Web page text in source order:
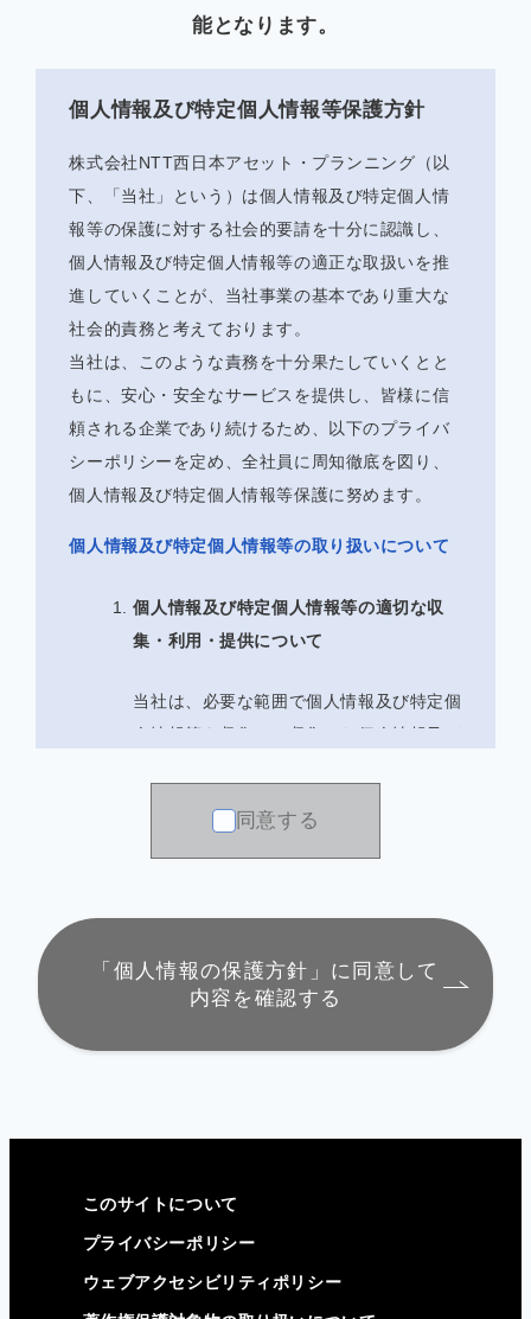
能となります。
個人情報及び特定個人情報等保護方針
株式会社NTT西日本アセット・プランニング（以
下、「当社」という）は個人情報及び特定個人情
報等の保護に対する社会的要請を十分に認識し、
個人情報及び特定個人情報等の適正な取扱いを推
進していくことが、当社事業の基本であり重大な
社会的責務と考えております。
当社は、このような責務を十分果たしていくとと
もに、安心・安全なサービスを提供し、皆様に信
頼される企業であり続けるため、以下のプライバ
シーポリシーを定め、全社員に周知徹底を図り、
個人情報及び特定個人情報等保護に努めます。
個人情報及び特定個人情報等の取り扱いについて
個人情報及び特定個人情報等の適切な収
集・利用・提供について
当社は、必要な範囲で個人情報及び特定個
人情報等を収集し、収集した個人情報及び
報保護法」と記す）及び行政手続における
います。
個人情報及び特定個人情報等に関する法令
同意する
「個人情報の保護方針」に同意して
内容を確認する
このサイトについて
プライバシーポリシー
ウェブアクセシビリティポリシー